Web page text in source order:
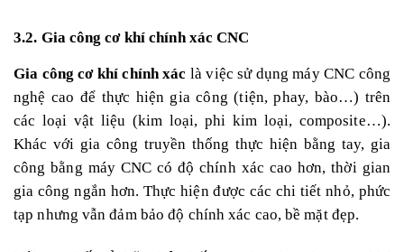
3.2. Gia công cơ khí chính xác CNC
Gia công cơ khí chính xác là việc sử dụng máy CNC công
nghệ cao để thực hiện gia công (tiện, phay, bào…) trên
các loại vật liệu (kim loại, phi kim loại, composite…).
Khác với gia công truyền thống thực hiện bằng tay, gia
công bằng máy CNC có độ chính xác cao hơn, thời gian
gia công ngắn hơn. Thực hiện được các chi tiết nhỏ, phức
tạp nhưng vẫn đảm bảo độ chính xác cao, bề mặt đẹp.